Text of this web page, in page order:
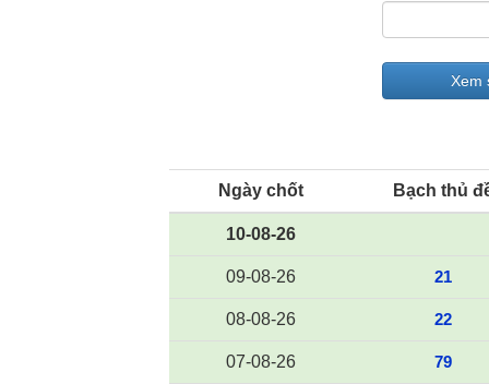
Ngày chốt Bạch thủ
10-08-26
09-08-26 21
08-08-26 22
07-08-26 79